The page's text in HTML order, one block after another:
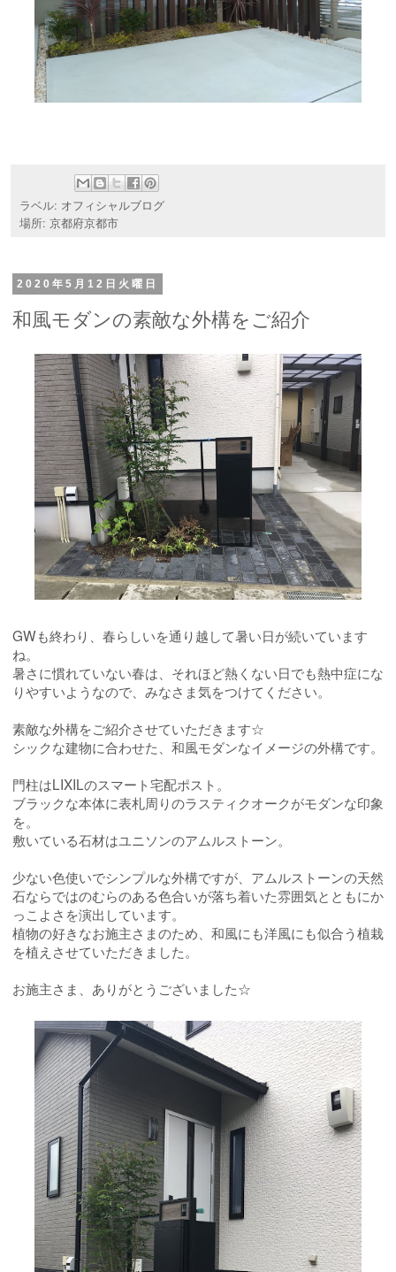
ラベル: オフィシャルブログ
場所: 京都府京都市
2020年5月12日火曜日
和風モダンの素敵な外構をご紹介
GWも終わり、春らしいを通り越して暑い日が続いています
ね。
暑さに慣れていない春は、それほど熱くない日でも熱中症にな
りやすいようなので、みなさま気をつけてください。
素敵な外構をご紹介させていただきます☆
シックな建物に合わせた、和風モダンなイメージの外構です。
門柱はLIXILのスマート宅配ポスト。
ブラックな本体に表札周りのラスティクオークがモダンな印象
を。
敷いている石材はユニソンのアムルストーン。
少ない色使いでシンプルな外構ですが、アムルストーンの天然
石ならではのむらのある色合いが落ち着いた雰囲気とともにか
っこよさを演出しています。
植物の好きなお施主さまのため、和風にも洋風にも似合う植栽
を植えさせていただきました。
お施主さま、ありがとうございました☆